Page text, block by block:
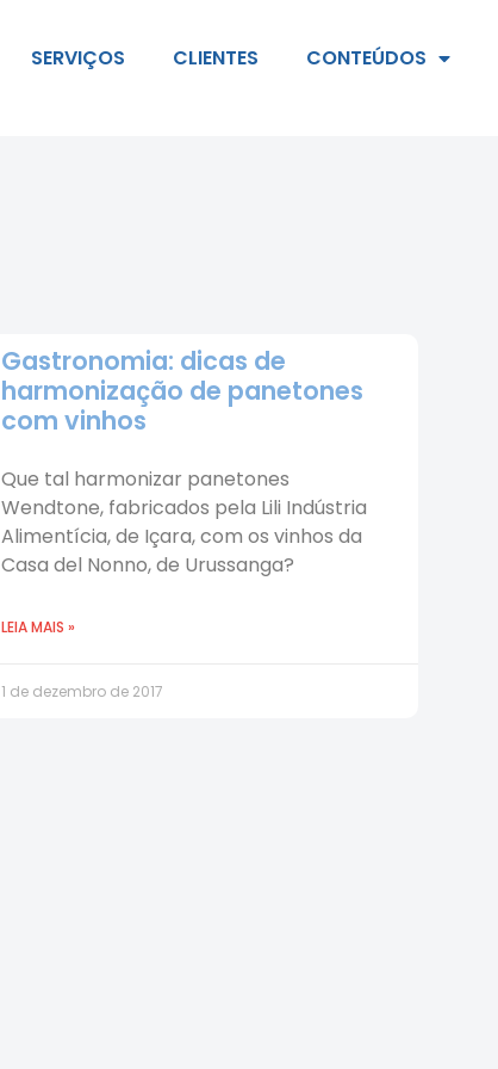
SERVIÇOS CLIENTES CONTEÚDOS
Gastronomia: dicas de
harmonização de panetones
com vinhos
Que tal harmonizar panetones
Wendtone, fabricados pela Lili Indústria
Alimentícia, de Içara, com os vinhos da
Casa del Nonno, de Urussanga?
LEIA MAIS »
1 de dezembro de 2017